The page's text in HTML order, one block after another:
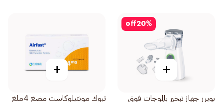
20%
off
+
بويرر جهاز تبخير بالموجات فوق
+
تبوك مونتيلوكاست مضغ 4ملغ